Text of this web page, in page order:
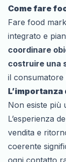
Come fare
Fare food
integrato e
coordinare
costruire una
il
Non esiste più
L’esperienza
vendita e
coerente
ogni contatto